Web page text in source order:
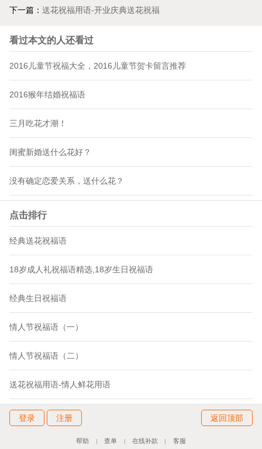
下一篇： 送花祝福用语-开业庆典送花祝福
看过本文的人还看过
2016儿童节祝福大全，2016儿童节贺卡留言推荐
2016猴年结婚祝福语
三月吃花才潮！
闺蜜新婚送什么花好？
没有确定恋爱关系，送什么花？
点击排行
经典送花祝福语
18岁成人礼祝福语精选,18岁生日祝福语
经典生日祝福语
情人节祝福语（一）
情人节祝福语（二）
送花祝福用语-情人鲜花用语
返回顶部
登录 注册
帮助 | 查单 | 在线补款 | 客服